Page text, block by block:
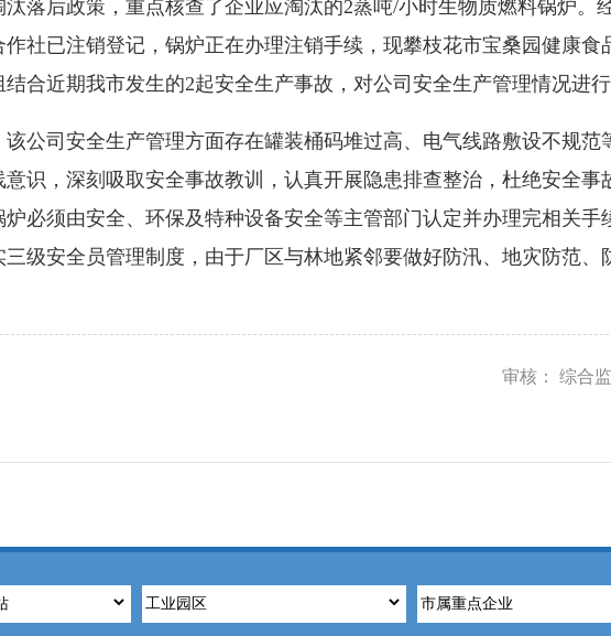
落后政策，重点核查了企业应淘汰的2蒸吨/小时生物质燃料锅炉。
社已注销登记，锅炉正在办理注销手续，现攀枝花市宝桑园健康
合近期我市发生的2起安全生产事故，对公司安全生产管理情况进行
司安全生产管理方面存在罐装桶码堆过高、电气线路敷设不规范
识，深刻吸取安全事故教训，认真开展隐患排查整治，杜绝安全
必须由安全、环保及特种设备安全等主管部门认定并办理完相关手
级安全员管理制度，由于厂区与林地紧邻要做好防汛、地灾防范
审核： 综合